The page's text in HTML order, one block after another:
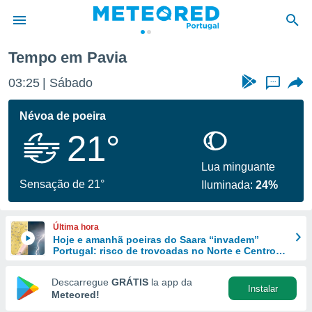
da
foi
fornecidas
a este
das
e
forma
digital
Tempo em Pavia
03:25 Sábado ...
Névoa de poeira
21°
Sensação de 21°
Lua minguante
Iluminada:24%
Última hora
Hoje e amanhã poeiras do Saara “invadem”
Portugal: risco de trovoadas no Norte e Centro
Descarregue GRÁTIS la app da
Meteored!
Instalar